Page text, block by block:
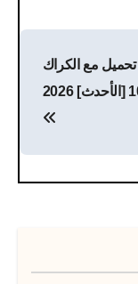
IDM تحميل مع الكراك